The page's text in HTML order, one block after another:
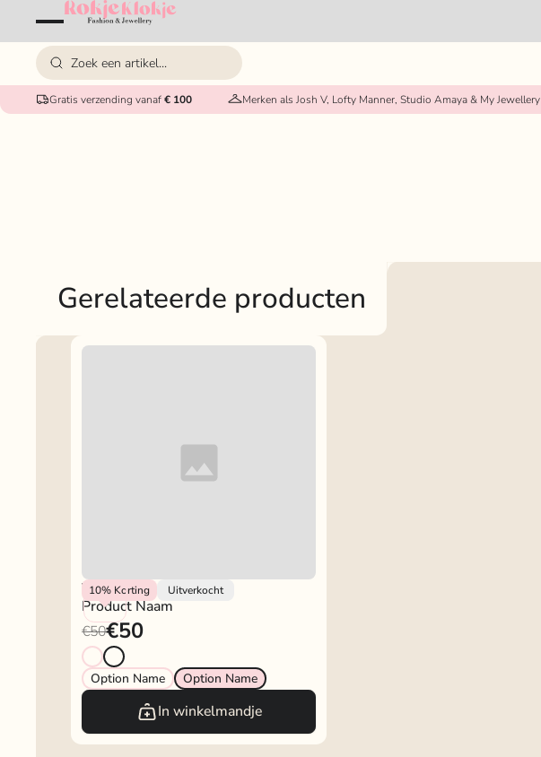
Gratis verzending vanaf€ 100 Merken als Josh V, Lofty Manner, Studio Amaya & My Jewellery
Gerelateerde producten
10% Korting Uitverkocht
Vendor
Product Naam
€50€50
Option Name Option Name
In winkelmandje